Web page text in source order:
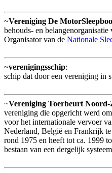
~Vereniging De
behouds- en belangenorganisatie
Organisator van de Nationale
~verenigingsschip:
schip dat door een vereniging in
~Vereniging Toerbeurt
vereniging die opgericht werd
voor het internationale vervoer
Nederland, België en Frankrijk
rond 1975 en heeft tot ca. 1999
bestaan van een dergelijk